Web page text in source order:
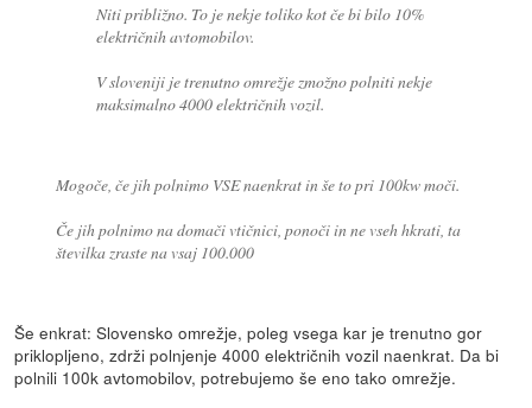
Niti približno. To je nekje toliko kot če bi bilo 10%
električnih avtomobilov.
V sloveniji je trenutno omrežje zmožno polniti nekje
maksimalno 4000 električnih vozil.
Mogoče, če jih polnimo VSE naenkrat in še to pri 100kw moči.
Če jih polnimo na domači vtičnici, ponoči in ne vseh hkrati, ta
številka zraste na vsaj 100.000
Še enkrat: Slovensko omrežje, poleg vsega kar je trenutno gor
priklopljeno, zdrži polnjenje 4000 električnih vozil naenkrat. Da bi
polnili 100k avtomobilov, potrebujemo še eno tako omrežje.